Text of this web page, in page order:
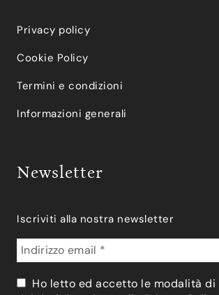
Privacy policy
Cookie Policy
Termini e condizioni
Informazioni generali
Newsletter
Iscriviti alla nostra newsletter
Ho letto ed accetto le modalità